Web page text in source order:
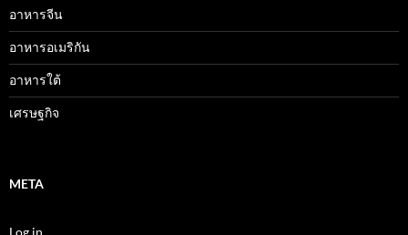
อาหารจีน
อาหารอเมริกัน
อาหารใต้
เศรษฐกิจ
META
Log in